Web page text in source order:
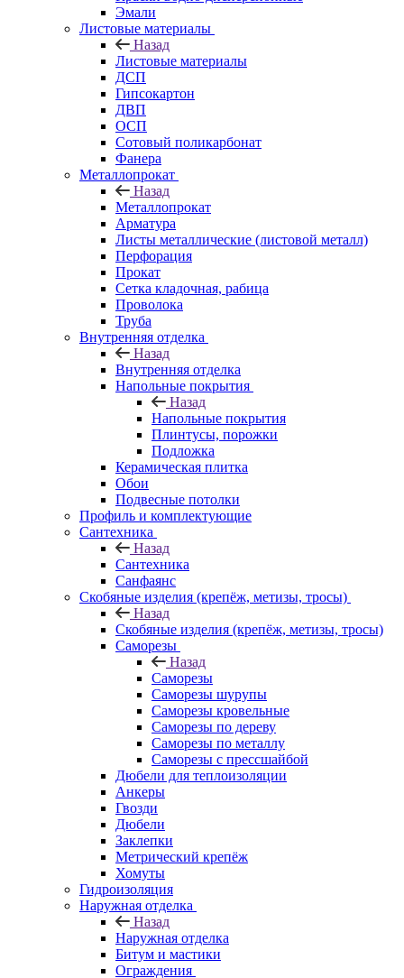
Эмали
Листовые материалы
Назад
Листовые материалы
ДСП
Гипсокартон
ДВП
ОСП
Сотовый поликарбонат
Фанера
Металлопрокат
Назад
Металлопрокат
Арматура
Листы металлические (листовой металл)
Перфорация
Прокат
Сетка кладочная, рабица
Проволока
Труба
Внутренняя отделка
Назад
Внутренняя отделка
Напольные покрытия
Назад
Напольные покрытия
Плинтусы, порожки
Подложка
Керамическая плитка
Обои
Подвесные потолки
Профиль и комплектующие
Сантехника
Назад
Сантехника
Санфаянс
Скобяные изделия (крепёж, метизы, тросы)
Назад
Скобяные изделия (крепёж, метизы, тросы)
Саморезы
Назад
Саморезы
Саморезы шурупы
Саморезы кровельные
Саморезы по дереву
Саморезы по металлу
Саморезы с прессшайбой
Дюбели для теплоизоляции
Анкеры
Гвозди
Дюбели
Заклепки
Метрический крепёж
Хомуты
Гидроизоляция
Наружная отделка
Назад
Наружная отделка
Битум и мастики
Ограждения